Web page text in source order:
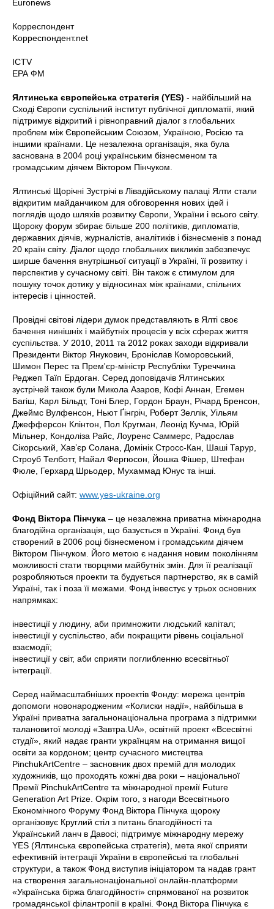
Euronews
Корреспондент
Kорреспондент.net
ICTV
ЕРА ФМ
Ялтинська європейська стратегія (YES) - найбільший на
Сході Європи суспільний інститут публічної дипломатії, який
підтримує відкритий і рівноправний діалог з глобальних
проблем між Європейським Союзом, Україною, Росією та
іншими країнами. Це незалежна організація, яка була
заснована в 2004 році українським бізнесменом та
громадським діячем Віктором Пінчуком.
Ялтинські Щорічні Зустрічі в Лівадійському палаці Ялти стали
відкритим майданчиком для обговорення нових ідей і
поглядів щодо шляхів розвитку Європи, України і всього світу.
Щороку форум збирає більше 200 політиків, дипломатів,
державних діячів, журналістів, аналітиків і бізнесменів з понад
20 країн світу. Діалог щодо глобальних викликів забезпечує
ширше бачення внутрішньої ситуації в Україні, її розвитку і
перспектив у сучасному світі. Він також є стимулом для
пошуку точок дотику у відносинах між країнами, спільних
інтересів і цінностей.
Провідні світові лідери думок представляють в Ялті своє
бачення нинішніх і майбутніх процесів у всіх сферах життя
суспільства. У 2010, 2011 та 2012 роках заходи відкривали
Президенти Віктор Янукович, Броніслав Коморовський,
Шимон Перес та Прем'єр-міністр Республіки Туреччина
Реджеп Таїп Ердоган. Серед доповідачів Ялтинських
зустрічей також були Микола Азаров, Кофі Аннан, Егемен
Багіш, Карл Більдт, Тоні Блер, Гордон Браун, Річард Бренсон,
Джеймс Вулфенсон, Ньют Ґінгріч, Роберт Зеллік, Уільям
Джефферсон Клінтон, Пол Кругман, Леонід Кучма, Юрій
Мільнер, Кондоліза Райс, Лоуренс Саммерс, Радослав
Сікорський, Хав’єр Солана, Домінік Стросс-Кан, Шаші Тарур,
Строуб Телботт, Найал Фергюсон, Йошка Фішер, Штефан
Фюле, Герхард Шрьодер, Мухаммад Юнус та інші.
Офіційний сайт: www.yes-ukraine.org
Фонд Віктора Пінчука – це незалежна приватна міжнародна
благодійна організація, що базується в Україні. Фонд був
створений в 2006 році бізнесменом і громадським діячем
Віктором Пінчуком. Його метою є надання новим поколінням
можливості стати творцями майбутніх змін. Для її реалізації
розробляються проекти та будується партнерство, як в самій
Україні, так і поза її межами. Фонд інвестує у трьох основних
напрямках:
інвестиції у людину, аби примножити людський капітал;
інвестиції у суспільство, аби покращити рівень соціальної
взаємодії;
інвестиції у світ, аби сприяти поглибленню всесвітньої
інтеграції.
Серед наймасштабніших проектів Фонду: мережа центрів
допомоги новонародженим «Колиски надії», найбільша в
Україні приватна загальнонаціональна програма з підтримки
талановитої молоді «Завтра.UA», освітній проект «Всесвітні
студії», який надає гранти українцям на отримання вищої
освіти за кордоном; центр сучасного мистецтва
PinchukArtCentre – засновник двох премій для молодих
художників, що проходять кожні два роки – національної
Премії PinchukArtCentre та міжнародної премії Future
Generation Art Prize. Окрім того, з нагоди Всесвітнього
Економічного Форуму Фонд Віктора Пінчука щороку
організовує Круглий стіл з питань благодійності та
Український ланч в Давосі; підтримує міжнародну мережу
YES (Ялтинська європейська стратегія), мета якої сприяти
ефективній інтеграції України в європейські та глобальні
структури, а також Фонд виступив ініціатором та надав грант
на створення загальнонаціональної онлайн-платформи
«Українська біржа благодійності» спрямованої на розвиток
громадянської філантропії в країні. Фонд Віктора Пінчука є